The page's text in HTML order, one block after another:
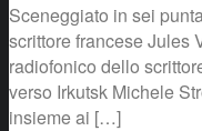
Sceneggiato in sei
scrittore francese Jules
radiofonico dello
verso Irkutsk Michele
insieme ai […]